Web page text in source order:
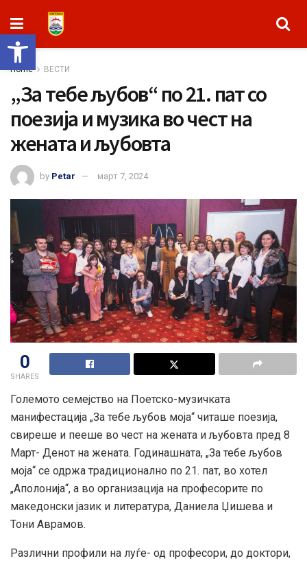
Open toolbar
Home ВЕСТИ
„За тебе љубов“ по 21. пат со
поезија и музика во чест на
жената и љубовта
by Petar март 7, 2024
0
SHARES
Големото семејство на Поетско-музичката
манифестација „За тебе љубов моја“ читаше поезија,
свиреше и пееше во чест на жената и љубовта пред 8
Март- Денот на жената. Годинашната, „За тебе љубов
моја“ се одржа традиционално по 21. пат, во хотел
„Аполонија“, а во организација на професорите по
македонски јазик и литература, Даниела Џишева и
Тони Аврамов.
Различни профили на луѓе- од професори, до доктори,